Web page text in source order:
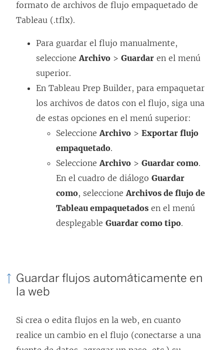
formato de archivos de flujo empaquetado de
Tableau (.tflx).
Para guardar el flujo manualmente,
seleccione Archivo > Guardar en el menú
superior.
En Tableau Prep Builder, para empaquetar
los archivos de datos con el flujo, siga una
de estas opciones en el menú superior:
Seleccione Archivo > Exportar flujo
empaquetado.
Seleccione Archivo > Guardar como.
En el cuadro de diálogo Guardar
como, seleccione Archivos de flujo de
Tableau empaquetados en el menú
desplegable Guardar como tipo.
Guardar flujos automáticamente en
la web
Si crea o edita flujos en la web, en cuanto
realice un cambio en el flujo (conectarse a una